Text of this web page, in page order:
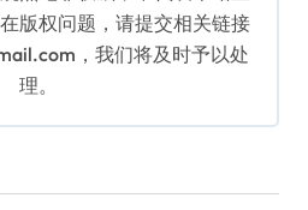
版权问题，请提交相关链接
，我们将及时予以处
理。